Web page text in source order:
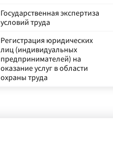
Государственная экспертиза
условий труда
Регистрация юридических
лиц (индивидуальных
предпринимателей) на
оказание услуг в области
охраны труда